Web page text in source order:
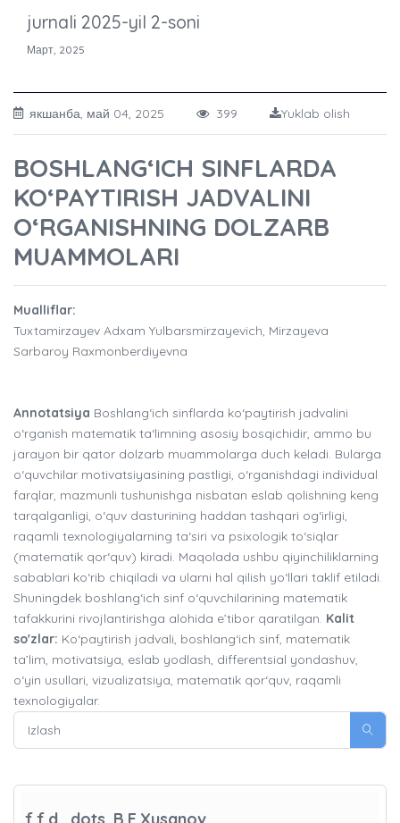
jurnali 2025-yil 2-soni
Март, 2025
якшанба, май 04, 2025 399 Yuklab olish
BOSHLANG‘ICH SINFLARDA
KO‘PAYTIRISH JADVALINI
O‘RGANISHNING DOLZARB
MUAMMOLARI
Mualliflar:
Tuxtamirzayev Adxam Yulbarsmirzayevich, Mirzayeva
Sarbaroy Raxmonberdiyevna
Annotatsiya Boshlang‘ich sinflarda ko‘paytirish jadvalini
o‘rganish matematik ta‘limning asosiy bosqichidir, ammo bu
jarayon bir qator dolzarb muammolarga duch keladi. Bularga
o‘quvchilar motivatsiyasining pastligi, o‘rganishdagi individual
farqlar, mazmunli tushunishga nisbatan eslab qolishning keng
tarqalganligi, o‘quv dasturining haddan tashqari og‘irligi,
raqamli texnologiyalarning ta‘siri va psixologik to‘siqlar
(matematik qor‘quv) kiradi. Maqolada ushbu qiyinchiliklarning
sabablari ko‘rib chiqiladi va ularni hal qilish yo‘llari taklif etiladi.
Shuningdek boshlang‘ich sinf o‘quvchilarining matematik
tafakkurini rivojlantirishga alohida e’tibor qaratilgan. Kalit
so'zlar: Ko‘paytirish jadvali, boshlang‘ich sinf, matematik
ta’lim, motivatsiya, eslab yodlash, differentsial yondashuv,
o‘yin usullari, vizualizatsiya, matematik qor‘quv, raqamli
texnologiyalar.